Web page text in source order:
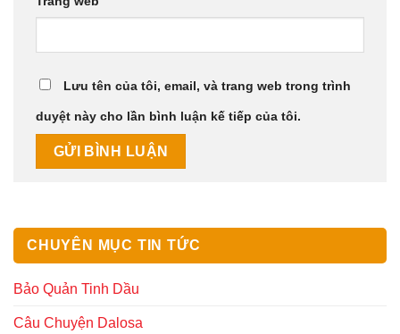
Lưu tên của tôi, email, và trang web trong trình
duyệt này cho lần bình luận kế tiếp của tôi.
CHUYÊN MỤC TIN TỨC
Bảo Quản Tinh Dầu
Câu Chuyện Dalosa